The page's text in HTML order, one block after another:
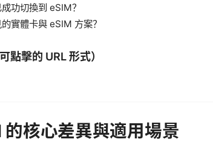
功切換到 eSIM？
實體卡與 eSIM 方案？
點擊的 URL 形式）
核心差異與適用場景